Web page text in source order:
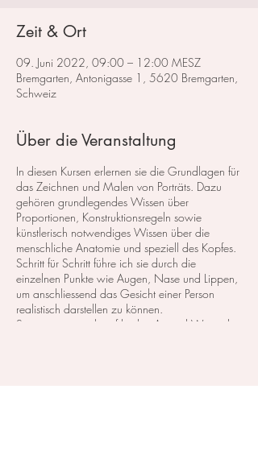
Zeit & Ort
09. Juni 2022, 09:00 – 12:00 MESZ
Bremgarten, Antonigasse 1, 5620 Bremgarten,
Schweiz
Über die Veranstaltung
In diesen Kursen erlernen sie die Grundlagen für
das Zeichnen und Malen von Porträts. Dazu
gehören grundlegendes Wissen über
Proportionen, Konstruktionsregeln sowie
künstlerisch notwendiges Wissen über die
menschliche Anatomie und speziell des Kopfes.
Schritt für Schritt führe ich sie durch die
einzelnen Punkte wie Augen, Nase und Lippen,
um anschliessend das Gesicht einer Person
realistisch darstellen zu können.
So eignen sie sich auf leichte Art und Weise das